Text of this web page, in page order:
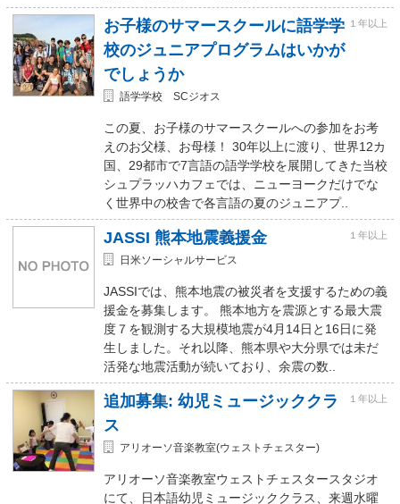
お子様のサマースクールに語学学
校のジュニアプログラムはいかが
でしょうか
１年以上
語学学校 SCジオス
この夏、お子様のサマースクールへの参加をお考
えのお父様、お母様！ 30年以上に渡り、世界12カ
国、29都市で7言語の語学学校を展開してきた当校
シュプラッハカフェでは、ニューヨークだけでな
く世界中の校舎で各言語の夏のジュニアプ..
JASSI 熊本地震義援金 １年以上
日米ソーシャルサービス
JASSIでは、熊本地震の被災者を支援するための義
援金を募集します。 熊本地方を震源とする最大震
度７を観測する大規模地震が4月14日と16日に発
生しました。それ以降、熊本県や大分県では未だ
活発な地震活動が続いており、余震の数..
追加募集: 幼児ミュージッククラ
ス
１年以上
アリオーソ音楽教室(ウェストチェスター)
アリオーソ音楽教室ウェストチェスタースタジオ
にて、日本語幼児ミュージッククラス、来週水曜